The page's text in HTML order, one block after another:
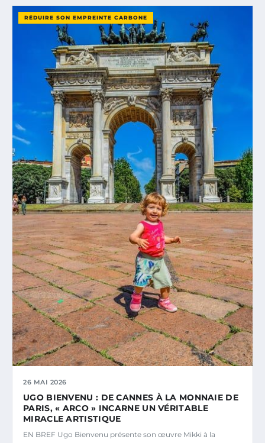
RÉDUIRE SON EMPREINTE CARBONE
26 MAI 2026
UGO BIENVENU : DE CANNES À LA MONNAIE DE
PARIS, « ARCO » INCARNE UN VÉRITABLE
MIRACLE ARTISTIQUE
EN BREF Ugo Bienvenu présente son œuvre Mikki à la